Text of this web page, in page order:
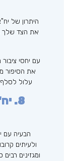
היתרון של
את הצד שלך
עם יחסי ציבור
את הסיפור
עלול
8.
הבעיה עם
ולעיתים
ומגזינים